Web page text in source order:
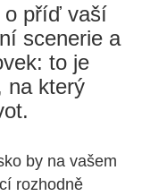
o příď vaší
scenerie a
to je
na který
by na vašem
rozhodně